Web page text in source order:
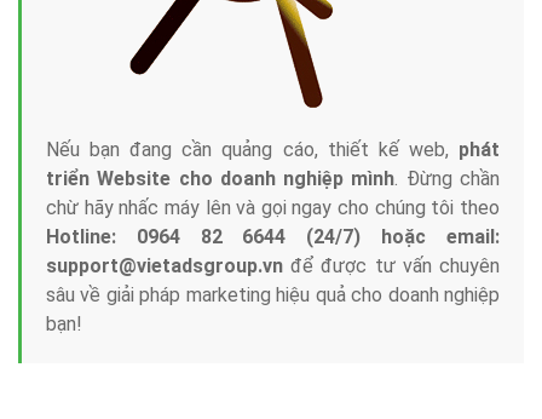
Nếu bạn đang cần quảng cáo, thiết kế web, phát
triển Website cho doanh nghiệp mình. Đừng chần
chừ hãy nhấc máy lên và gọi ngay cho chúng tôi theo
Hotline: 0964 82 6644 (24/7) hoặc email:
support@vietadsgroup.vn để được tư vấn chuyên
sâu về giải pháp marketing hiệu quả cho doanh nghiệp
bạn!